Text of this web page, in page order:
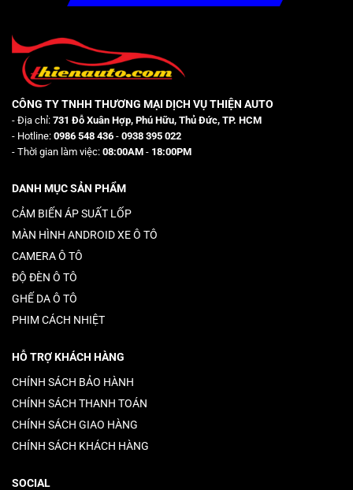
CÔNG TY TNHH THƯƠNG MẠI DỊCH VỤ THIỆN AUTO
- Địa chỉ: 731 Đỗ Xuân Hợp, Phú Hữu, Thủ Đức, TP. HCM
- Hotline: 0986 548 436 - 0938 395 022
- Thời gian làm việc: 08:00AM - 18:00PM
DANH MỤC SẢN PHẨM
CẢM BIẾN ÁP SUẤT LỐP
MÀN HÌNH ANDROID XE Ô TÔ
CAMERA Ô TÔ
ĐỘ ĐÈN Ô TÔ
GHẾ DA Ô TÔ
PHIM CÁCH NHIỆT
HỖ TRỢ KHÁCH HÀNG
CHÍNH SÁCH BẢO HÀNH
CHÍNH SÁCH THANH TOÁN
CHÍNH SÁCH GIAO HÀNG
CHÍNH SÁCH KHÁCH HÀNG
SOCIAL